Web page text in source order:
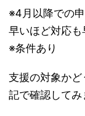
※4月以降での
早いほど対応も
※条件あり
支援の対象か
記で確認してみ